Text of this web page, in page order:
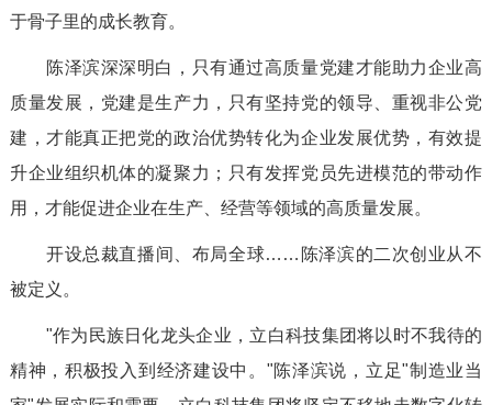
于骨子里的成长教育。
陈泽滨深深明白，只有通过高质量党建才能助力企业高
质量发展，党建是生产力，只有坚持党的领导、重视非公党
建，才能真正把党的政治优势转化为企业发展优势，有效提
升企业组织机体的凝聚力；只有发挥党员先进模范的带动作
用，才能促进企业在生产、经营等领域的高质量发展。
开设总裁直播间、布局全球……陈泽滨的二次创业从不
被定义。
"作为民族日化龙头企业，立白科技集团将以时不我待的
精神，积极投入到经济建设中。"陈泽滨说，立足"制造业当